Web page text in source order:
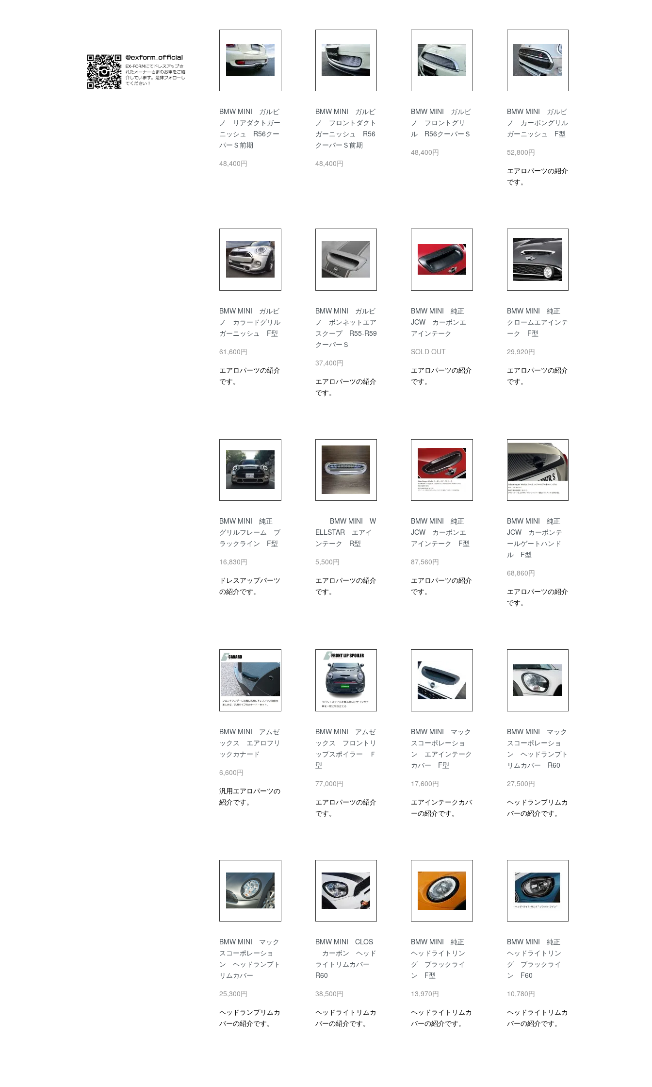
BMW MINI ガルビ
ノ リアダクトガー
ニッシュ R56クー
パーＳ前期
48,400円
BMW MINI ガルビ
ノ フロントダクト
ガーニッシュ R56
クーパーＳ前期
48,400円
BMW MINI ガルビ
ノ フロントグリ
ル R56クーパーＳ
48,400円
BMW MINI ガルビ
ノ カーボングリル
ガーニッシュ F型
52,800円
エアロパーツの紹介
です。
BMW MINI ガルビ
ノ カラードグリル
ガーニッシュ F型
61,600円
エアロパーツの紹介
です。
BMW MINI ガルビ
ノ ボンネットエア
スクープ R55-R59
クーパーＳ
37,400円
エアロパーツの紹介
です。
BMW MINI 純正
JCW カーボンエ
アインテーク
SOLD OUT
エアロパーツの紹介
です。
BMW MINI 純正
クロームエアインテ
ーク F型
29,920円
エアロパーツの紹介
です。
BMW MINI 純正
グリルフレーム ブ
ラックライン F型
16,830円
ドレスアップパーツ
の紹介です。
BMW MINI W
ELLSTAR エアイ
ンテーク R型
5,500円
エアロパーツの紹介
です。
BMW MINI 純正
JCW カーボンエ
アインテーク F型
87,560円
エアロパーツの紹介
です。
BMW MINI 純正
JCW カーボンテ
ールゲートハンド
ル F型
68,860円
エアロパーツの紹介
です。
BMW MINI アムゼ
ックス エアロフリ
ックカナード
6,600円
汎用エアロパーツの
紹介です。
BMW MINI アムゼ
ックス フロントリ
ップスポイラー Ｆ
型
77,000円
エアロパーツの紹介
です。
BMW MINI マック
スコーポレーショ
ン エアインテーク
カバー F型
17,600円
エアインテークカバ
ーの紹介です。
BMW MINI マック
スコーポレーショ
ン ヘッドランプト
リムカバー R60
27,500円
ヘッドランプリムカ
バーの紹介です。
BMW MINI マック
スコーポレーショ
ン ヘッドランプト
リムカバー
25,300円
ヘッドランプリムカ
バーの紹介です。
BMW MINI CLOS
カーボン ヘッド
ライトリムカバー
R60
38,500円
ヘッドライトリムカ
バーの紹介です。
BMW MINI 純正
ヘッドライトリン
グ ブラックライ
ン F型
13,970円
ヘッドライトリムカ
バーの紹介です。
BMW MINI 純正
ヘッドライトリン
グ ブラックライ
ン F60
10,780円
ヘッドライトリムカ
バーの紹介です。